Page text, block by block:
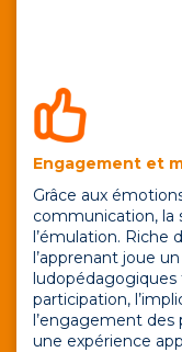
Engagement et
Grâce aux
communication, la
l’émulation. Riche
l’apprenant joue
ludopédagogiques
participation,
l’engagement des
une expérience